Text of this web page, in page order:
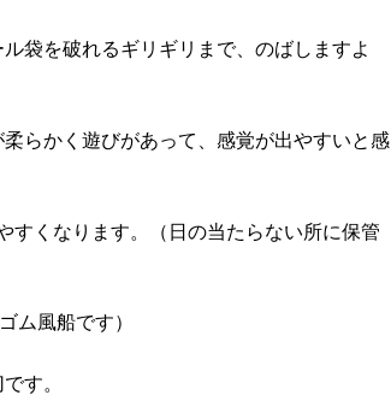
袋を破れるギリギリまで、のばしますよ
らかく遊びがあって、感覚が出やすいと感
すくなります。（日の当たらない所に保管
ム風船です）
す。